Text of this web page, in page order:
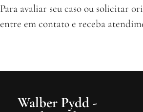
Para avaliar seu caso ou solicitar
entre em contato e receba
Walber Pydd -